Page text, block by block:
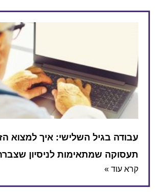
עבודה בגיל השלישי: איך למצוא
תעסוקה שמתאימות לניסיון
קרא עוד »